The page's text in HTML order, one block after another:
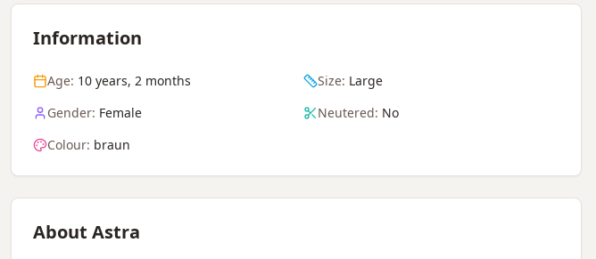
Information
Age: 10 years, 2 months Size: Large
Gender: Female Neutered: No
Colour: braun
About Astra